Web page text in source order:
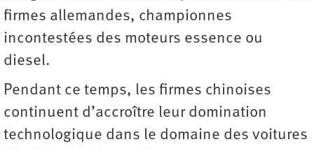
firmes allemandes, championnes
incontestées des moteurs essence ou
diesel.
Pendant ce temps, les firmes chinoises
continuent d’accroître leur domination
technologique dans le domaine des voitures